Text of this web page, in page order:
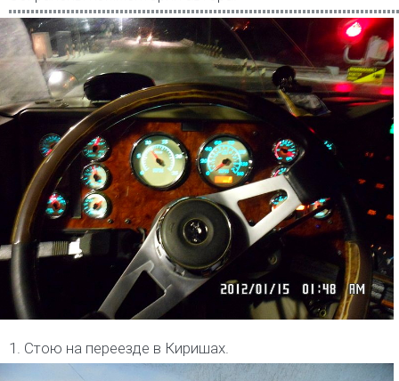
1. Стою на переезде в Киришах.